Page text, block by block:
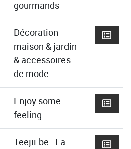
gourmands
Décoration
maison & jardin
& accessoires
de mode
Enjoy some
feeling
Teejii.be : La